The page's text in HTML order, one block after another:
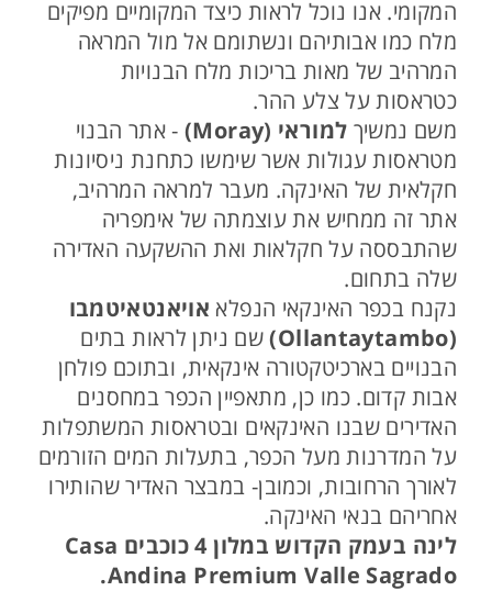
המקומי. אנו נוכל לראות כיצד המקומיים מפיקים
מלח כמו אבותיהם ונשתומם אל מול המראה
המרהיב של מאות בריכות מלח הבנויות
כטראסות על צלע ההר.
משם נמשיך למוראי (Moray)
- אתר הבנוי
מטראסות עגולות אשר שימשו כתחנת ניסיונות
חקלאית של האינקה. מעבר למראה המרהיב,
אתר זה ממחיש את עוצמתה של אימפריה
שהתבססה על חקלאות ואת ההשקעה האדירה
שלה בתחום.
נקנח בכפר האינקאי הנפלא אויאנטאיטמבו
(Ollantaytambo)
שם ניתן לראות בתים
הבנויים בארכיטקטורה אינקאית, ובתוכם פולחן
אבות קדום. כמו כן, מתאפיין הכפר במחסנים
האדירים שבנו האינקאים ובטראסות המשתפלות
על המדרנות מעל הכפר, בתעלות המים הזורמים
לאורך הרחובות, וכמובן- במבצר האדיר שהותירו
אחריהם בנאי האינקה.
לינה בעמק הקדוש במלון 4 כוכבים Casa
Andina Premium Valle Sagrado.